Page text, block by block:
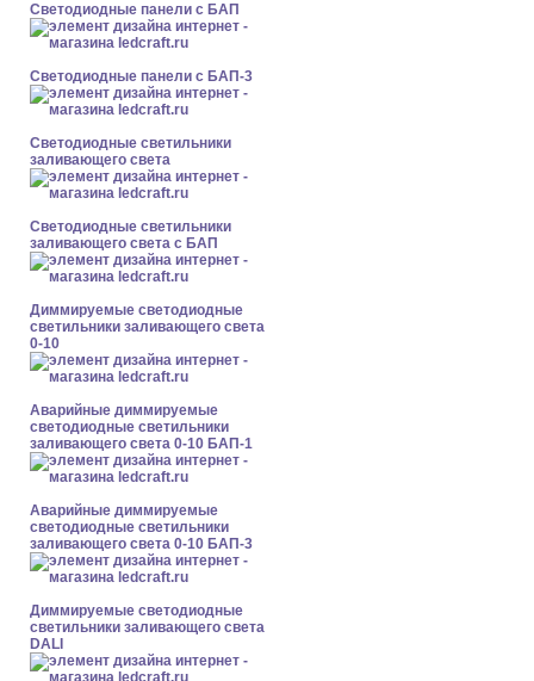
Cветодиодные панели с БАП
Cветодиодные панели с БАП-3
Светодиодные светильники
заливающего света
Светодиодные светильники
заливающего света с БАП
Диммируемые светодиодные
светильники заливающего света
0-10
Аварийные диммируемые
светодиодные светильники
заливающего света 0-10 БАП-1
Аварийные диммируемые
светодиодные светильники
заливающего света 0-10 БАП-3
Диммируемые светодиодные
светильники заливающего света
DALI